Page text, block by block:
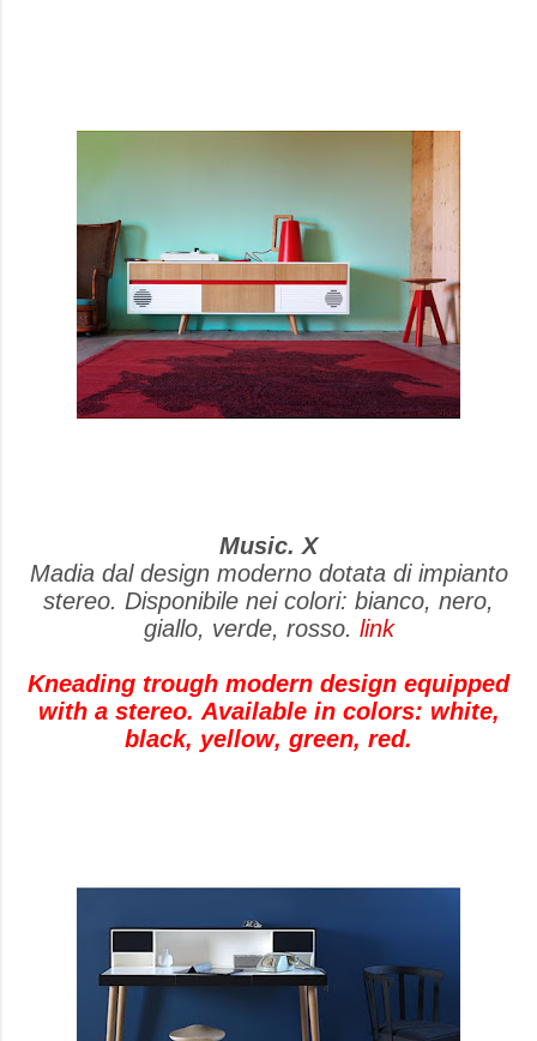
Music. X
Madia dal design moderno dotata di impianto
stereo. Disponibile nei colori: bianco, nero,
giallo, verde, rosso. link
Kneading trough modern design equipped
with a stereo. Available in colors: white,
black, yellow, green, red.